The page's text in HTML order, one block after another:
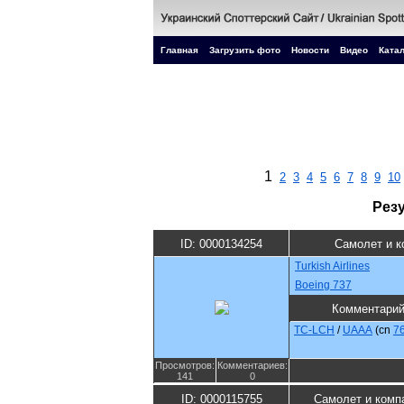
Главная Загрузить фото Новости Видео
1 2 3 4 5 6 7 8 9 10
ID: 0000134254 Самолет и
Turkish Airlines
Boeing 737
Комментарий
TC-LCH / UAAA (cn
Просмотров:
141
Комментариев:
0
ID: 0000115755 Самолет и